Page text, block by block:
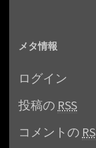
メタ情報
ログイン
投稿の RSS
コメントの